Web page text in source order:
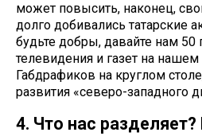
может повысить, наконец,
долго добивались татарские
будьте добры, давайте нам 50
телевидения и газет на нашем
Габдрафиков на круглом
развития «северо-западного
4. Что нас разделяет?